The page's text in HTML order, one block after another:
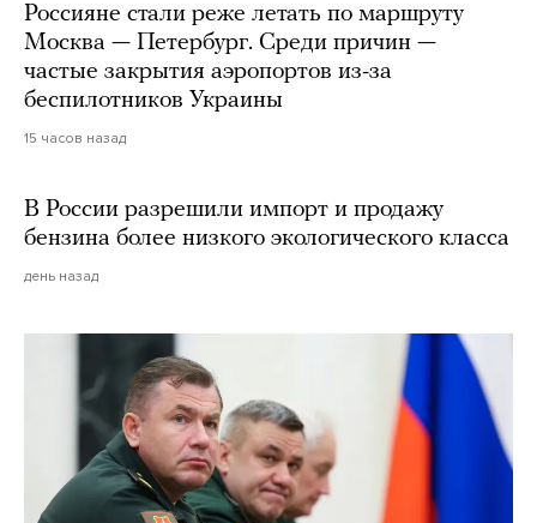
Россияне стали реже летать по маршруту
Москва — Петербург. Среди причин —
частые закрытия аэропортов из-за
беспилотников Украины
15 часов назад
В России разрешили импорт и продажу
бензина более низкого экологического класса
день назад